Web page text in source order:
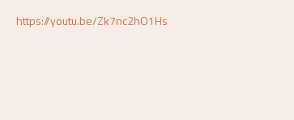
https://youtu.be/Zk7nc2hO1Hs